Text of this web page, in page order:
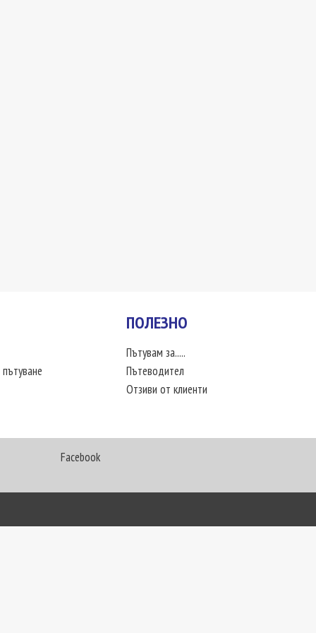
ПОЛЕЗНО
Пътувам за.....
Пътеводител
Отзиви от клиенти
Facebook